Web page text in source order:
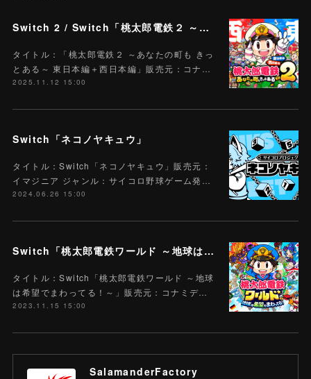
Switch 2 / Switch「桃太郎電鉄２ ～あなたの町も きっとある～ 東日本編＋西日本編」
タイトル：「桃太郎電鉄２ ～あなたの町も きっ
とある～ 東日本編＋西日本編」販売元：コナ…
2025.11.12 15:00
Switch「ネコノヤキュウ」
タイトル：Switch「ネコノヤキュウ」販売元：
イマジニア ジャンル：サイコロ野球ゲーム発…
2024.06.26 15:00
Switch「桃太郎電鉄ワールド ～地球は希望でまわってる！～」
タイトル：Switch「桃太郎電鉄ワールド ～地球
は希望でまわってる！～」販売元：コナミデ…
2023.11.15 15:00
SalamanderFactory